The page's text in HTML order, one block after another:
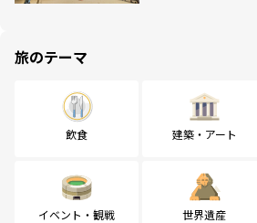
旅のテーマ
飲食 建築・アート
イベント・観戦 世界遺産